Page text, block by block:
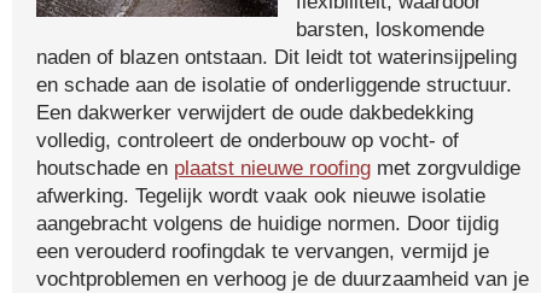
barsten, loskomende
naden of blazen ontstaan. Dit leidt tot waterinsijpeling
en schade aan de isolatie of onderliggende structuur.
Een dakwerker verwijdert de oude dakbedekking
volledig, controleert de onderbouw op vocht- of
houtschade en plaatst nieuwe roofing met zorgvuldige
afwerking. Tegelijk wordt vaak ook nieuwe isolatie
aangebracht volgens de huidige normen. Door tijdig
een verouderd roofingdak te vervangen, vermijd je
vochtproblemen en verhoog je de duurzaamheid van je